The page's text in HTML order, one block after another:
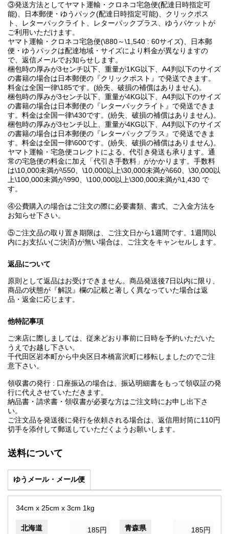
③発送方法としてヤマト運輸・クロネコ宅急便(配達日時指定可
能)、日本郵便・ゆうパック(配達日時指定可能)、クリックポス
ト、レターパックライト、レターパックプラス、ゆうパケットが
ご利用いただけます。
ヤマト運輸・クロネコ宅急便(\880～\1,540 : 60サイズ)、日本郵
便・ゆうパックは配達地域・サイズにより料金が異なりますの
で、返信メールでお知らせします。
梱包時の厚みが3センチ以下、重量が1KG以下、A4判以下のサイズ
の書籍の場合は日本郵便の『クリックポスト』で発送できます。
料金は全国一律\185です。(紛失、破損の補償はありません)。
梱包時の厚みが3センチ以下、重量が4KG以下、A4判以下のサイズ
の書籍の場合は日本郵便の『レターパックライト』で発送できま
す。料金は全国一律\430です。(紛失、破損の補償はありません)。
梱包時の厚みが3センチ以上、重量が4KG以下、A4判以下のサイズ
の書籍の場合は日本郵便の『レターパックプラス』で発送できま
す。料金は全国一律\600です。(紛失、破損の補償はありません)。
ヤマト運輸・宅急便コレクトによる、代引き発送も承ります。通
常の宅急便の料金に加え「代引き手数料」がかかります。手数料
は\10,000未満が\550、\10,000以上\30,000未満が\660、\30,000以
上\100,000未満が\990、\100,000以上\300,000未満が\1,430 で
す。
④公費購入の場合はご注文の際に必要書類、書式、ご入金方法を
お知らせ下さい。
⑤ご注文品の取り置き期限は、ご注文日から1週間です。1週間以
内にお支払い(ご決済)が無い場合は、ご注文をキャンセルします。
返品について
原則として返品はお受けできません。商品発送後7日以内に限り、
商品の状態が『解説』欄の記載と著しく異なっていた場合は返
品・返金に応じます。
他特記事項
ご来店に際しましては、従来どおり事前に日時を予約いただいた
うえでお越し下さい。
千代田区岩本町から中央区日本橋富沢町に移転しましたのでご注
意下さい。
領収書の発行 : 口座振込の場合は、振込明細書をもって領収証の発
行に代えさせていただきます。
納品書・請求書・領収書が必要な方はご注文時にお申し出下さ
い。
ご注文品を発送後に発行を依頼される場合は、返信用封筒に110円
切手を添付して郵送していただくようお願いします。
送料について
ゆうメール・メール便
34cm x 25cm x 3cm 1kg
北海道 185円 青森県 185円